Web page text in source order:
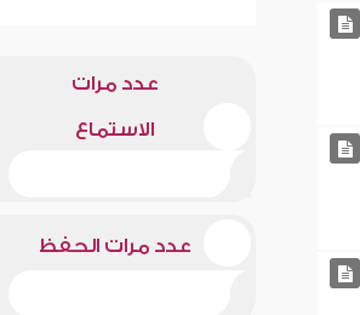
عدد مرات
الاستماع
عدد مرات الحفظ